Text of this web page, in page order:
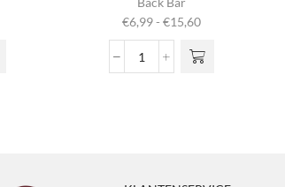
€6,99- €15,60Prijsklasse:
tot
Nº02
heeft
meerdere
optie kan